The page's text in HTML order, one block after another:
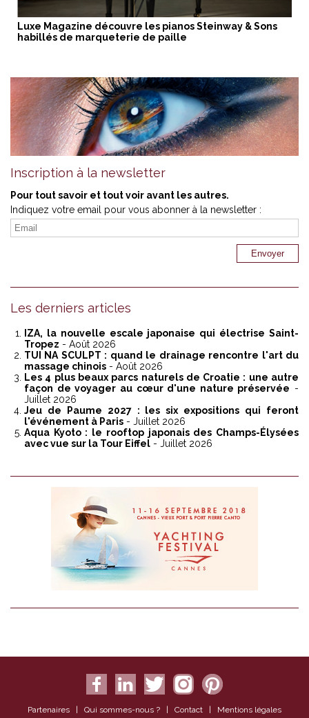
Luxe Magazine découvre les pianos Steinway & Sons
habillés de marqueterie de paille
Inscription à la newsletter
Pour tout savoir et tout voir avant les autres.
Indiquez votre email pour vous abonner à la newsletter :
Les derniers articles
IZA, la nouvelle escale japonaise qui électrise Saint-
Tropez - Août 2026
TUI NA SCULPT : quand le drainage rencontre l'art du
massage chinois - Août 2026
Les 4 plus beaux parcs naturels de Croatie : une autre
façon de voyager au cœur d'une nature préservée -
Juillet 2026
Jeu de Paume 2027 : les six expositions qui feront
l'événement à Paris - Juillet 2026
Aqua Kyoto : le rooftop japonais des Champs-Élysées
avec vue sur la Tour Eiffel - Juillet 2026
Partenaires Qui sommes-nous ? Contact Mentions légales